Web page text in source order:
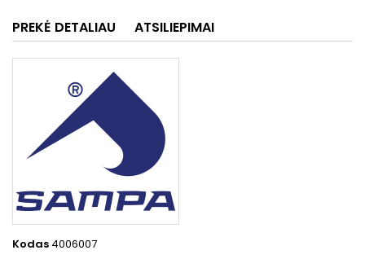
PREKĖ DETALIAU ATSILIEPIMAI
Kodas 4006007